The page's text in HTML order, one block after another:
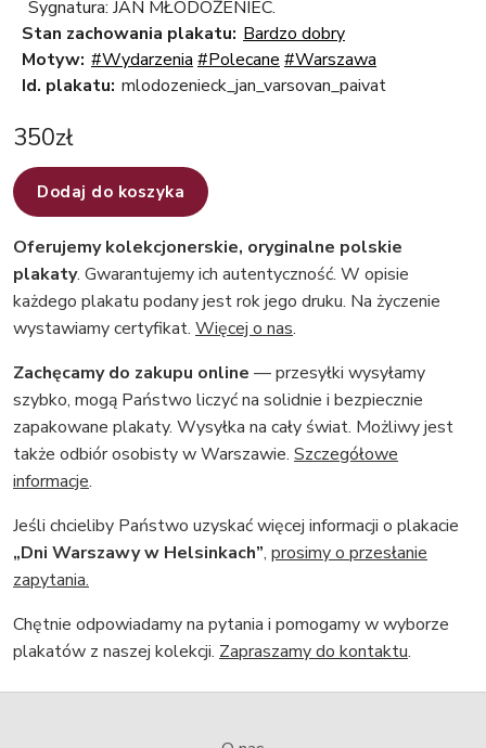
Sygnatura: JAN MŁODOŻENIEC.
Stan zachowania plakatu: Bardzo dobry
Motyw: #Wydarzenia #Polecane #Warszawa
Id. plakatu: mlodozenieck_jan_varsovan_paivat
350zł
Dodaj do koszyka
Oferujemy kolekcjonerskie, oryginalne polskie
plakaty. Gwarantujemy ich autentyczność. W opisie
każdego plakatu podany jest rok jego druku. Na życzenie
wystawiamy certyfikat. Więcej o nas.
Zachęcamy do zakupu online — przesyłki wysyłamy
szybko, mogą Państwo liczyć na solidnie i bezpiecznie
zapakowane plakaty. Wysyłka na cały świat. Możliwy jest
także odbiór osobisty w Warszawie. Szczegółowe
informacje.
Jeśli chcieliby Państwo uzyskać więcej informacji o plakacie
„Dni Warszawy w Helsinkach”, prosimy o przesłanie
zapytania.
Chętnie odpowiadamy na pytania i pomogamy w wyborze
plakatów z naszej kolekcji. Zapraszamy do kontaktu.